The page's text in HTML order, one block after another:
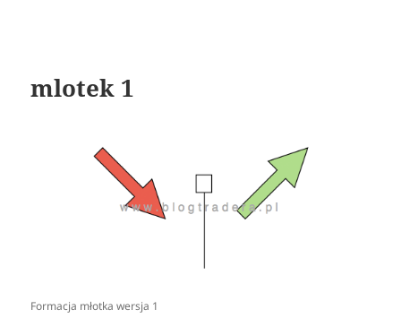
mlotek 1
Formacja młotka wersja 1